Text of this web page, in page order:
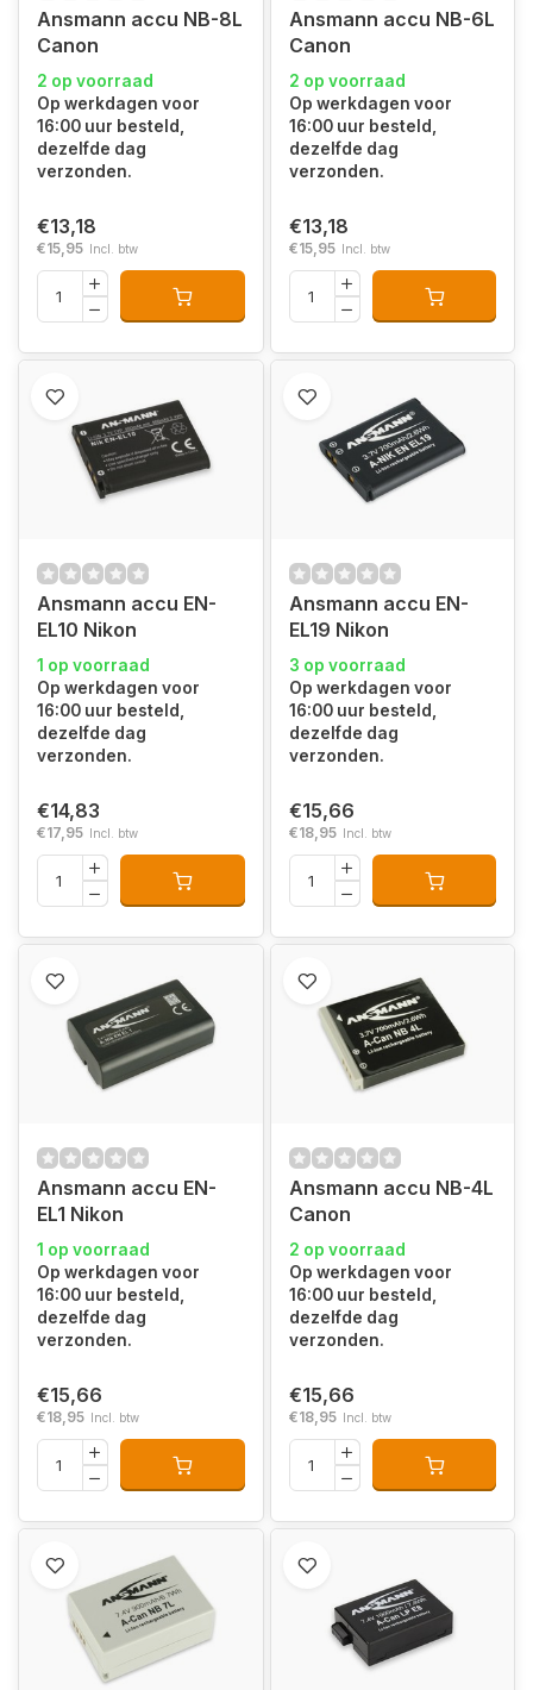
Ansmann accu NB-8L
Canon
2 op voorraad
Op werkdagen voor
16:00 uur besteld,
dezelfde dag
verzonden.
€13,18
€15,95 Incl. btw
Ansmann accu NB-6L
Canon
2 op voorraad
Op werkdagen voor
16:00 uur besteld,
dezelfde dag
verzonden.
€13,18
€15,95 Incl. btw
Ansmann accu EN-
EL10 Nikon
1 op voorraad
Op werkdagen voor
16:00 uur besteld,
dezelfde dag
verzonden.
€14,83
€17,95 Incl. btw
Ansmann accu EN-
EL19 Nikon
3 op voorraad
Op werkdagen voor
16:00 uur besteld,
dezelfde dag
verzonden.
€15,66
€18,95 Incl. btw
Ansmann accu EN-
EL1 Nikon
1 op voorraad
Op werkdagen voor
16:00 uur besteld,
dezelfde dag
verzonden.
€15,66
€18,95 Incl. btw
Ansmann accu NB-4L
Canon
2 op voorraad
Op werkdagen voor
16:00 uur besteld,
dezelfde dag
verzonden.
€15,66
€18,95 Incl. btw